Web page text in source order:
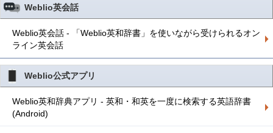
Weblio英会話
Weblio英会話 - 「Weblio英和辞書」を使いながら受けられるオン
ライン英会話
Weblio公式アプリ
Weblio英和辞典アプリ - 英和・和英を一度に検索する英語辞書
(Android)